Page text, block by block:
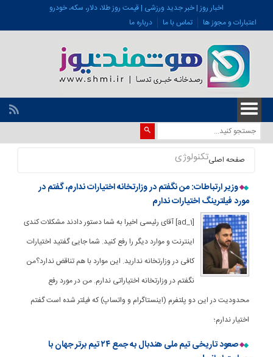
اخبار روز | خبر جدید ورزشی | قیمت روز طلا، دلار، سکه، خودرو
اعتبارات و مجوز ها
تماس با ما درباره ما
صفحه اصلیتکنولوژی
وزیر ارتباطات: من نگفتم در وزارتخانه اختیارات ندارم، گفتم در
مورد فیلترینگ اختیارات ندارم
[ad_1] آقای رئیسی اخیرا به شما دستور دادند مشکلات کندی
اینترنت و موارد دیگر را رفع کنید. شما جایی گفتید اختیارات
کافی در وزارتخانه ندارید. این موارد با هم تناقض ندارد؟من
نگفتم در وزارتخانه اختیاراتی ندارم. من در مورد رفع
محدودیت در این دو پلتفرم (اینستاگرام و واتساپ) که فیلتر شده است گفتم
اختیار ندارم؛
صعود تاریخی تیم ملی هندبال به جمع ۲۴ تیم برتر جهان با